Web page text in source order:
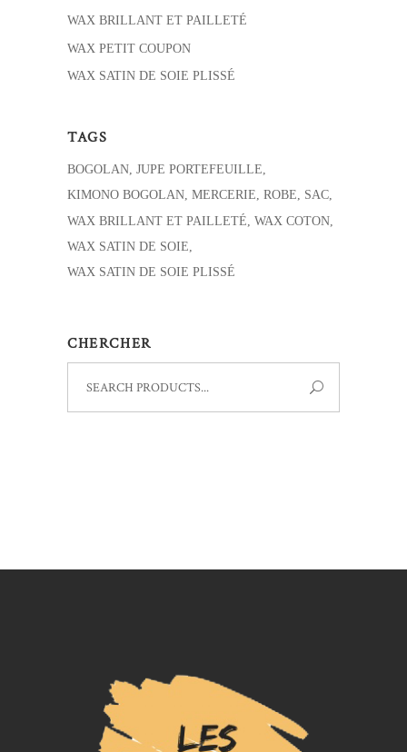
WAX BRILLANT ET PAILLETÉ
WAX PETIT COUPON
WAX SATIN DE SOIE PLISSÉ
TAGS
BOGOLAN JUPE PORTEFEUILLE
KIMONO BOGOLAN MERCERIE ROBE
SAC
WAX BRILLANT ET PAILLETÉ WAX COTON
WAX SATIN DE SOIE
WAX SATIN DE SOIE PLISSÉ
CHERCHER